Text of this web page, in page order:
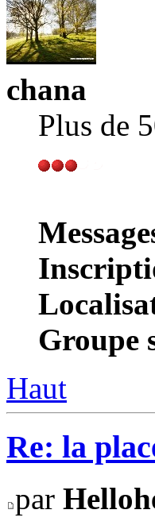
chana
Plus de
Groupe
Haut
Re: la
par